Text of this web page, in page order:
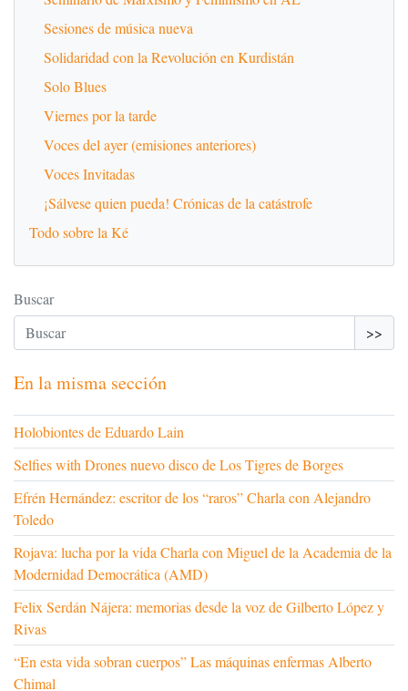
Sesiones de música nueva
Solidaridad con la Revolución en Kurdistán
Solo Blues
Viernes por la tarde
Voces del ayer (emisiones anteriores)
Voces Invitadas
¡Sálvese quien pueda! Crónicas de la catástrofe
Todo sobre la Ké
Buscar
>>
En la misma sección
Holobiontes de Eduardo Lain
Selfies with Drones nuevo disco de Los Tigres de Borges
Efrén Hernández: escritor de los “raros” Charla con Alejandro
Toledo
Rojava: lucha por la vida Charla con Miguel de la Academia de la
Modernidad Democrática (AMD)
Felix Serdán Nájera: memorias desde la voz de Gilberto López y
Rivas
“En esta vida sobran cuerpos” Las máquinas enfermas Alberto
Chimal